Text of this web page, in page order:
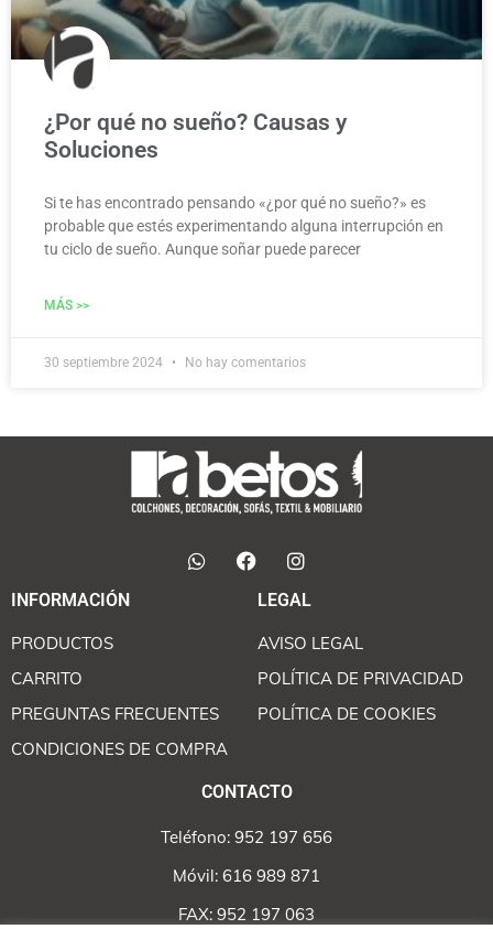
¿Por qué no sueño? Causas y
Soluciones
Si te has encontrado pensando «¿por qué no sueño?» es
probable que estés experimentando alguna interrupción en
tu ciclo de sueño. Aunque soñar puede parecer
MÁS >>
30 septiembre 2024 No hay comentarios
INFORMACIÓN
PRODUCTOS
CARRITO
PREGUNTAS FRECUENTES
CONDICIONES DE COMPRA
LEGAL
AVISO LEGAL
POLÍTICA DE PRIVACIDAD
POLÍTICA DE COOKIES
CONTACTO
Teléfono: 952 197 656
Móvil: 616 989 871
FAX: 952 197 063